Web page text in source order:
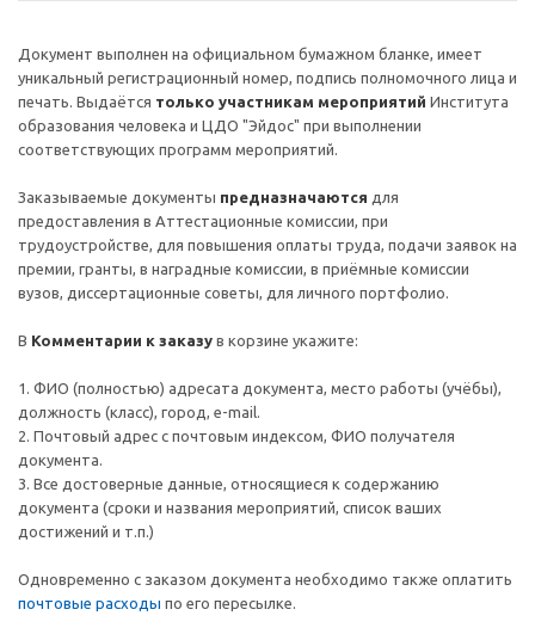
Документ выполнен на официальном бумажном бланке, имеет
уникальный регистрационный номер, подпись полномочного лица и
печать. Выдаётся только участникам мероприятий Института
образования человека и ЦДО "Эйдос" при выполнении
соответствующих программ мероприятий.
Заказываемые документы предназначаются для
предоставления в Аттестационные комиссии, при
трудоустройстве, для повышения оплаты труда, подачи заявок на
премии, гранты, в наградные комиссии, в приёмные комиссии
вузов, диссертационные советы, для личного портфолио.
В Комментарии к заказу в корзине укажите:
1. ФИО (полностью) адресата документа, место работы (учёбы),
должность (класс), город, e-mail.
2. Почтовый адрес c почтовым индексом, ФИО получателя
документа.
3. Все достоверные данные, относящиеся к содержанию
документа (сроки и названия мероприятий, список ваших
достижений и т.п.)
Одновременно с заказом документа необходимо также оплатить
почтовые расходы по его пересылке.